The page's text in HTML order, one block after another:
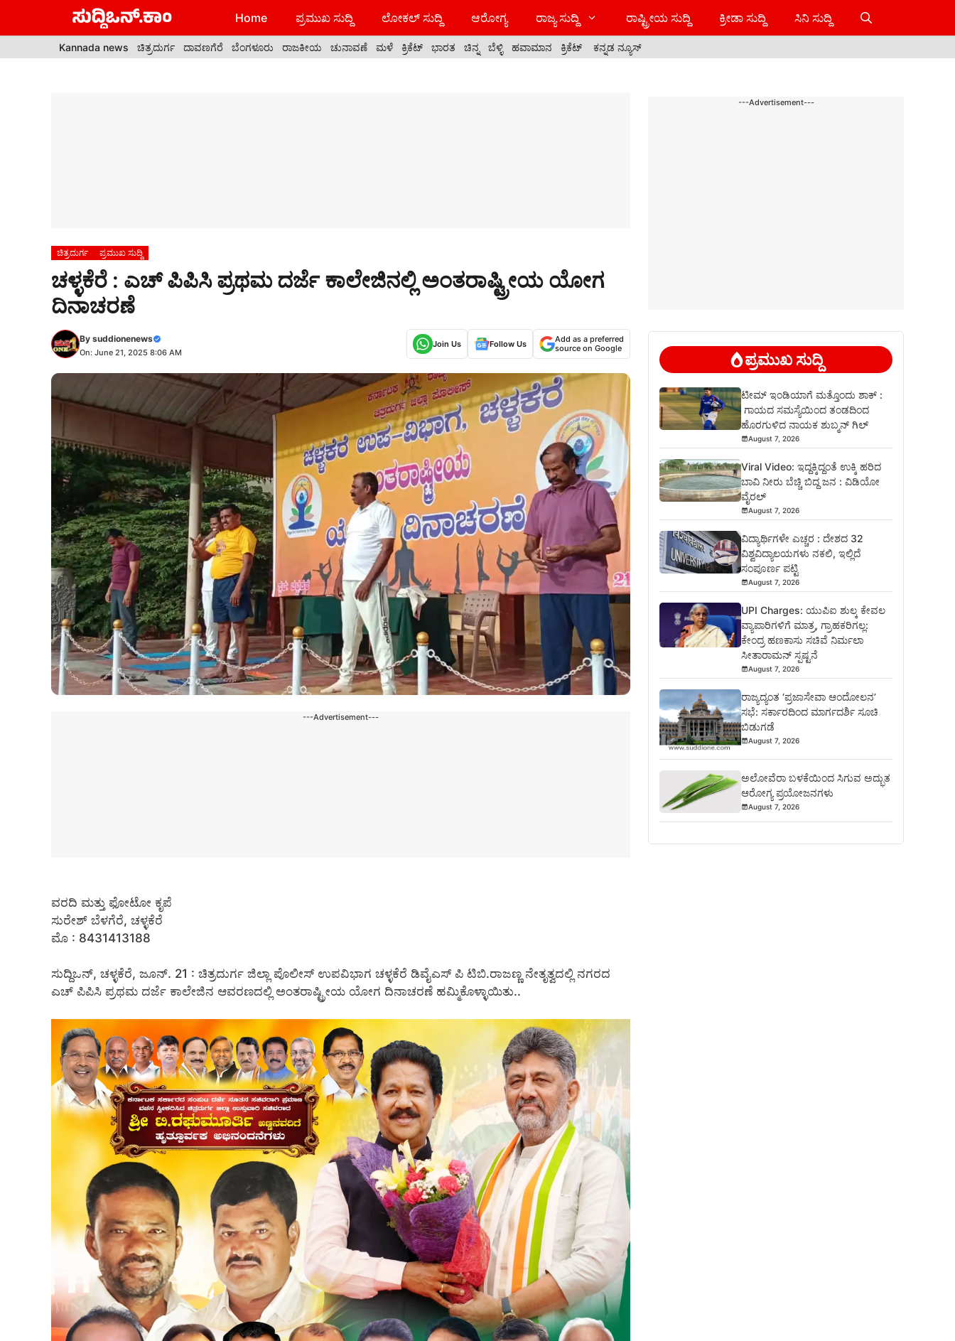
Home ಪ್ರಮುಖ ಸುದ್ದಿ ಲೋಕಲ್ ಸುದ್ದಿ ಆರೋಗ್ಯ ರಾಜ್ಯ ಸುದ್ದಿ ರಾಷ್ಟ್ರೀಯ ಸುದ್ದಿ ಕ್ರೀಡಾ ಸುದ್ದಿ ಸಿನಿ ಸುದ್ದಿ
Kannada news ಚಿತ್ರದುರ್ಗ ದಾವಣಗೆರೆ ಬೆಂಗಳೂರು ರಾಜಕೀಯ ಚುನಾವಣೆ ಮಳೆ ಕ್ರಿಕೆಟ್ ಭಾರತ ಚಿನ್ನ ಬೆಳ್ಳಿ ಹವಾಮಾನ ಕ್ರಿಕೆಟ್ ಕನ್ನಡ ನ್ಯೂಸ್
ಚಿತ್ರದುರ್ಗ ಪ್ರಮುಖ ಸುದ್ದಿ
ಚಳ್ಳಕೆರೆ : ಎಚ್ ಪಿಪಿಸಿ ಪ್ರಥಮ ದರ್ಜೆ ಕಾಲೇಜಿನಲ್ಲಿ ಅಂತರಾಷ್ಟ್ರೀಯ ಯೋಗ
ದಿನಾಚರಣೆ
By suddionenews
On: June 21, 2025 8:06 AM
Join Us Follow Us
Add as a preferred
source on Google
---Advertisement---
ವರದಿ ಮತ್ತು ಫೋಟೋ ಕೃಪೆ
ಸುರೇಶ್ ಬೆಳಗೆರೆ, ಚಳ್ಳಕೆರೆ
ಮೊ : 8431413188
ಸುದ್ದಿಒನ್, ಚಳ್ಳಕೆರೆ, ಜೂನ್. 21 : ಚಿತ್ರದುರ್ಗ ಜಿಲ್ಲಾ ಪೊಲೀಸ್ ಉಪವಿಭಾಗ ಚಳ್ಳಕೆರೆ ಡಿವೈಎಸ್ ಪಿ ಟಿಬಿ.ರಾಜಣ್ಣ ನೇತೃತ್ವದಲ್ಲಿ ನಗರದ
ಎಚ್ ಪಿಪಿಸಿ ಪ್ರಥಮ ದರ್ಜೆ ಕಾಲೇಜಿನ ಆವರಣದಲ್ಲಿ ಅಂತರಾಷ್ಟ್ರೀಯ ಯೋಗ ದಿನಾಚರಣೆ ಹಮ್ಮಿಕೊಳ್ಳಾಯಿತು..
---Advertisement---
ಪ್ರಮುಖ ಸುದ್ದಿ
ಟೀಮ್ ಇಂಡಿಯಾಗೆ ಮತ್ತೊಂದು ಶಾಕ್ :
ಗಾಯದ ಸಮಸ್ಯೆಯಿಂದ ತಂಡದಿಂದ
ಹೊರಗುಳಿದ ನಾಯಕ ಶುಬ್ಮನ್ ಗಿಲ್
August 7, 2026
Viral Video: ಇದ್ದಕ್ಕಿದ್ದಂತೆ ಉಕ್ಕಿ ಹರಿದ
ಬಾವಿ ನೀರು ಬೆಚ್ಚಿ ಬಿದ್ದ ಜನ : ವಿಡಿಯೋ
ವೈರಲ್
August 7, 2026
ವಿದ್ಯಾರ್ಥಿಗಳೇ ಎಚ್ಚರ : ದೇಶದ 32
ವಿಶ್ವವಿದ್ಯಾಲಯಗಳು ನಕಲಿ, ಇಲ್ಲಿದೆ
ಸಂಪೂರ್ಣ ಪಟ್ಟಿ
August 7, 2026
UPI Charges: ಯುಪಿಐ ಶುಲ್ಕ ಕೇವಲ
ವ್ಯಾಪಾರಿಗಳಿಗೆ ಮಾತ್ರ, ಗ್ರಾಹಕರಿಗಲ್ಲ:
ಕೇಂದ್ರ ಹಣಕಾಸು ಸಚಿವೆ ನಿರ್ಮಲಾ
ಸೀತಾರಾಮನ್ ಸ್ಪಷ್ಟನೆ
August 7, 2026
ರಾಜ್ಯದ್ಯಂತ ‘ಪ್ರಜಾಸೇವಾ ಆಂದೋಲನ’
ಸಭೆ: ಸರ್ಕಾರದಿಂದ ಮಾರ್ಗದರ್ಶಿ ಸೂಚಿ
ಬಿಡುಗಡೆ
August 7, 2026
ಅಲೋವೆರಾ ಬಳಕೆಯಿಂದ ಸಿಗುವ ಅದ್ಭುತ
ಆರೋಗ್ಯ ಪ್ರಯೋಜನಗಳು
August 7, 2026